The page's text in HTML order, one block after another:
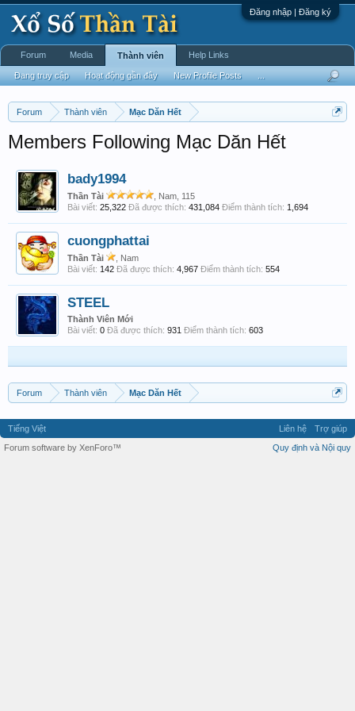
Đăng nhập | Đăng ký
Forum Thành viên Mạc Dăn Hết
Members Following Mạc Dăn Hết
bady1994
Thần Tài
, Nam, 115
Bài viết: 25,322 Đã được thích: 431,084 Điểm thành tích: 1,694
cuongphattai
Thần Tài
, Nam
Bài viết: 142 Đã được thích: 4,967 Điểm thành tích: 554
STEEL
Thành Viên Mới
Bài viết: 0 Đã được thích: 931 Điểm thành tích: 603
Forum Thành viên Mạc Dăn Hết
Forum Media Thành viên
Đang truy cập Hoạt động gần đây New Profile Posts
Help Links
Tiếng Việt Liên hệ
Trợ giúp
Quy định và Nội quy
Forum software by XenForo™